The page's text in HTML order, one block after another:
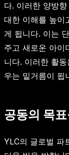
다. 이러한 양방
대한 이해를 높이
게 됩니다. 이는
주고 새로운 아이
니다. 이러한 활
우는 밑거름이 됩
공동의 목
YLC의 글로벌 파